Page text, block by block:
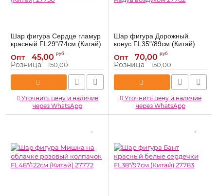
Шар фигура Сердце гламур
красный FL29"/74см (Китай)
Артикул: 27750
Опт 45,00 руб
Розница 150,00
Уточнить цену и наличие
через WhatsApp
Шар фигура Дорожный
конус FL35"/89см (Китай)
надув воздухом 27762
Артикул: 27762
Опт 70,00 руб
Розница 150,00
Уточнить цену и наличие
через WhatsApp